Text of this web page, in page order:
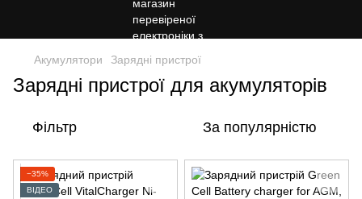
Акумулятори Зарядні пристрої
Зарядні пристрої для акумуляторів
Фільтр За популярністю
−35%
ВІДЕО